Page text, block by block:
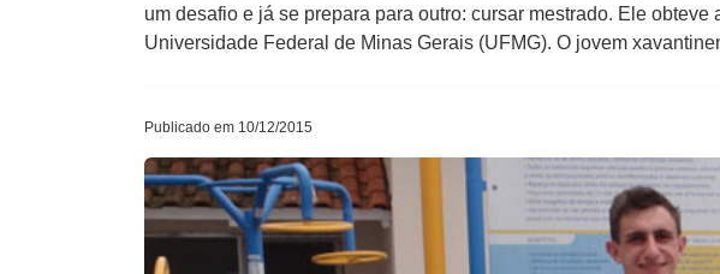
um desafio e já se prepara para outro: cursar mestrado. Ele
Universidade Federal de Minas Gerais (UFMG). O jovem
Publicado em 10/12/2015